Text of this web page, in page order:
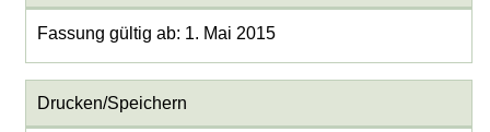
Fassung gültig ab: 1. Mai 2015
Drucken/Speichern